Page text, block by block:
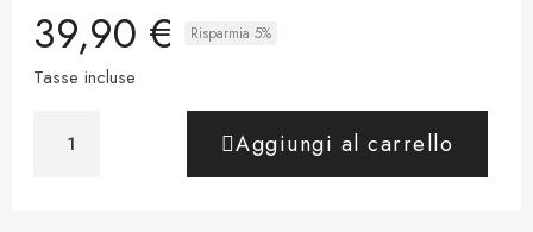
39,90 € Risparmia 5%
Tasse incluse
Aggiungi al carrello